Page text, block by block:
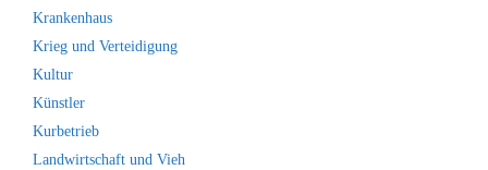
Krankenhaus
Krieg und Verteidigung
Kultur
Künstler
Kurbetrieb
Landwirtschaft und Vieh